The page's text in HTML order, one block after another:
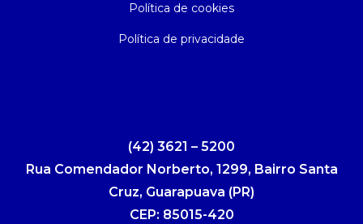
Política de cookies
Política de privacidade
(42) 3621 – 5200
Rua Comendador Norberto, 1299, Bairro Santa
Cruz, Guarapuava (PR)
CEP: 85015-420